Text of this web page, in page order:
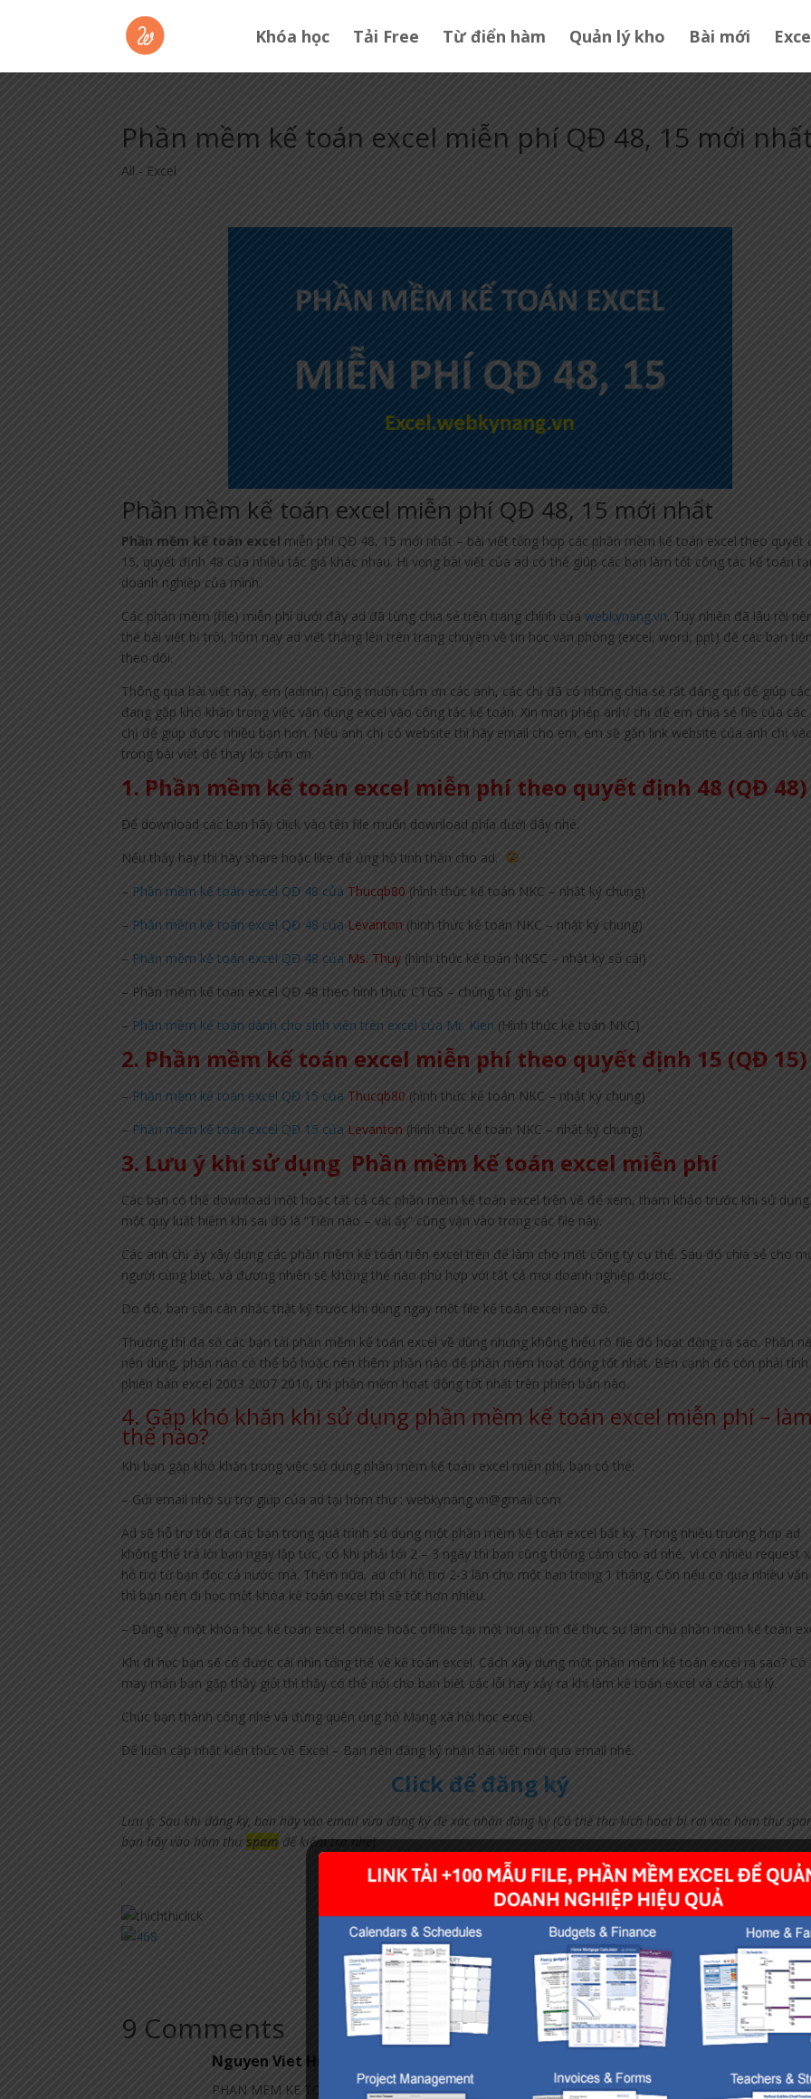
Khóa học Tải Free Từ điển hàm Quản lý kho Bài mới
Phần mềm kế toán excel miễn phí QĐ 48, 15 mới
All - Excel
Phần mềm kế toán excel miễn phí QĐ 48, 15 mới nhất
Phần mềm kế toán excel miễn phí QĐ 48, 15 mới nhất – bài viết tổng hợp các phần mềm kế toán excel theo quyết
15, quyết định 48 của nhiều tác giả khác nhau. Hi vọng bài viết của ad có thể giúp các bạn làm tốt công tác kế toán
doanh nghiệp của mình.
Các phần mềm (file) miễn phí dưới đây ad đã từng chia sẻ trên trang chính củawebkynang.vn. Tuy nhiên đã lâu rồi
thể bài viết bị trôi, hôm nay ad viết thẳng lên trên trang chuyên về tin học văn phòng (excel, word, ppt) để các bạn
theo dõi.
Thông qua bài viết này, em (admin) cũng muốn cảm ơn các anh, các chị đã có những chia sẻ rất đáng quí để giúp
đang gặp khó khăn trong việc vận dụng excel vào công tác kế toán. Xin mạn phép anh/ chị để em chia sẻ file của các
chị để giúp được nhiều bạn hơn. Nếu anh chị có website thì hãy email cho em, em sẽ gắn link website của anh chị
trong bài viết để thay lời cảm ơn.
1. Phần mềm kế toán excel miễn phí theo quyết định 48 (QĐ 48)
Để download các bạn hãy click vào tên file muốn download phía dưới đây nhé.
Nếu thấy hay thì hãy share hoặc like để ủng hộ tinh thần cho ad.
– Phần mềm kế toán excel QĐ 48 của Thucqb80 (hình thức kế toán NKC – nhật ký chung)
– Phần mềm kế toán excel QĐ 48 của Levanton (hình thức kế toán NKC – nhật ký chung)
– Phần mềm kế toán excel QĐ 48 của Ms. Thuy (hình thức kế toán NKSC – nhật ký sổ cái)
– Phần mềm kế toán excel QĐ 48 theo hình thức CTGS – chứng từ ghi sổ
– Phần mềm kế toán dành cho sinh viên trên excel của Mr. Kien (Hình thức kế toán NKC)
2. Phần mềm kế toán excel miễn phí theo quyết định 15 (QĐ 15)
– Phần mềm kế toán excel QĐ 15 của Thucqb80 (hình thức kế toán NKC – nhật ký chung)
– Phần mềm kế toán excel QĐ 15 của Levanton (hình thức kế toán NKC – nhật ký chung)
3. Lưu ý khi sử dụng Phần mềm kế toán excel miễn phí
Các bạn có thể download một hoặc tất cả các phần mềm kế toán excel trên về để xem, tham khảo trước khi sử
một quy luật hiếm khi sai đó là “Tiền nào – vải ấy” cũng vận vào trong các file này.
Các anh chị ấy xây dựng các phần mềm kế toán trên excel trên để làm cho một công ty cụ thể. Sau đó chia sẻ cho
người cùng biết, và đương nhiên sẽ không thể nào phù hợp với tất cả mọi doanh nghiệp được.
Do đó, bạn cần cân nhắc thật kỹ trước khi dùng ngay một file kế toán excel nào đó.
Thường thì đa số các bạn tải phần mềm kế toán excel về dùng nhưng không hiểu rõ file đó hoạt động ra sao. Phần
nên dùng, phần nào có thể bỏ hoặc nên thêm phần nào để phần mềm hoạt động tốt nhất. Bên cạnh đó còn phải
phiên bản excel 2003 2007 2010, thì phần mềm hoạt động tốt nhất trên phiên bản nào.
4. Gặp khó khăn khi sử dụng phần mềm kế toán excel miễn phí –
thế nào?
Khi bạn gặp khó khăn trong việc sử dụng phần mềm kế toán excel miễn phí, bạn có thể:
– Gửi email nhờ sự trợ giúp của ad tại hòm thư : webkynang.vn@gmail.com
Ad sẽ hỗ trợ tối đa các bạn trong quá trình sử dụng một phần mềm kế toán excel bất kỳ. Trong nhiều trường hợp ad
không thể trả lời bạn ngay lập tức, có khi phải tới 2 – 3 ngày thì bạn cũng thông cảm cho ad nhé, vì có nhiều request
hỗ trợ từ bạn đọc cả nước mà. Thêm nữa, ad chỉ hỗ trợ 2-3 lần cho một bạn trong 1 tháng. Còn nếu có quá nhiều
thì bạn nên đi học một khóa kế toán excel thì sẽ tốt hơn nhiều.
– Đăng ký một khóa học kế toán excel online hoặc offline tại một nơi uy tín để thực sự làm chủ phần mềm kế toán
Khi đi học bạn sẽ có được cái nhìn tổng thể về kế toán excel. Cách xây dựng một phần mềm kế toán excel ra sao? Có
may mắn bạn gặp thầy giỏi thì thầy có thể nói cho bạn biết các lỗi hay xảy ra khi làm kế toán excel và cách xử lý.
Chúc bạn thành công nhé và đừng quên ủng hộ Mạng xã hội học excel.
Để luôn cập nhật kiến thức về Excel – Bạn nên đăng ký nhận bài viết mới qua email nhé:
Click để đăng ký
Lưu ý: Sau khi đăng ký, bạn hãy vào email vừa đăng ký để xác nhận đăng ký (Có thể thư kích hoạt bị rơi vào hòm thư
bạn hãy vào hòm thưspam để kiểm tra nhé)
9 Comments
Nguyen Viet Hung
PHAN MEM KE TOAN EXCEL KO SUA LAI DUOC DE NHAP SO DU VI CO DAT PASS. ADD